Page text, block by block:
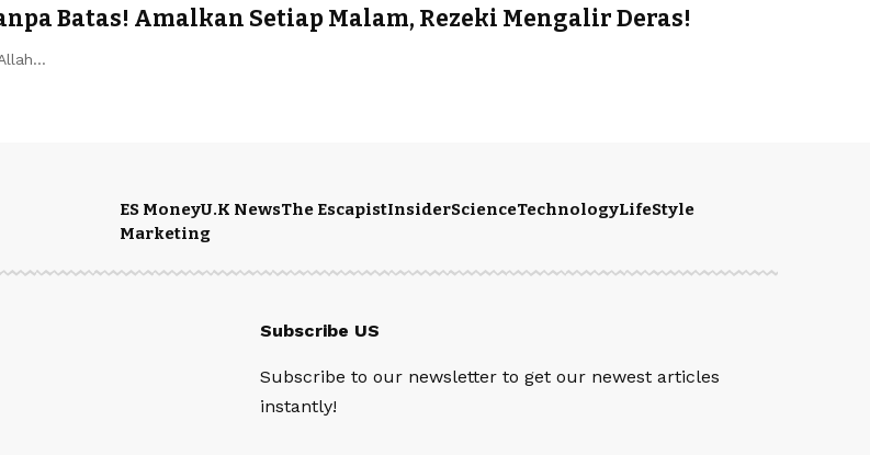
Batas! Amalkan Setiap Malam, Rezeki Mengalir Deras!
ES MoneyU.K NewsThe EscapistInsiderScienceTechnologyLifeStyle
Marketing
Subscribe US
Subscribe to our newsletter to get our newest articles
instantly!